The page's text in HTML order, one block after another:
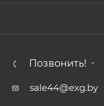
Позвонить!
sale44@exg.by